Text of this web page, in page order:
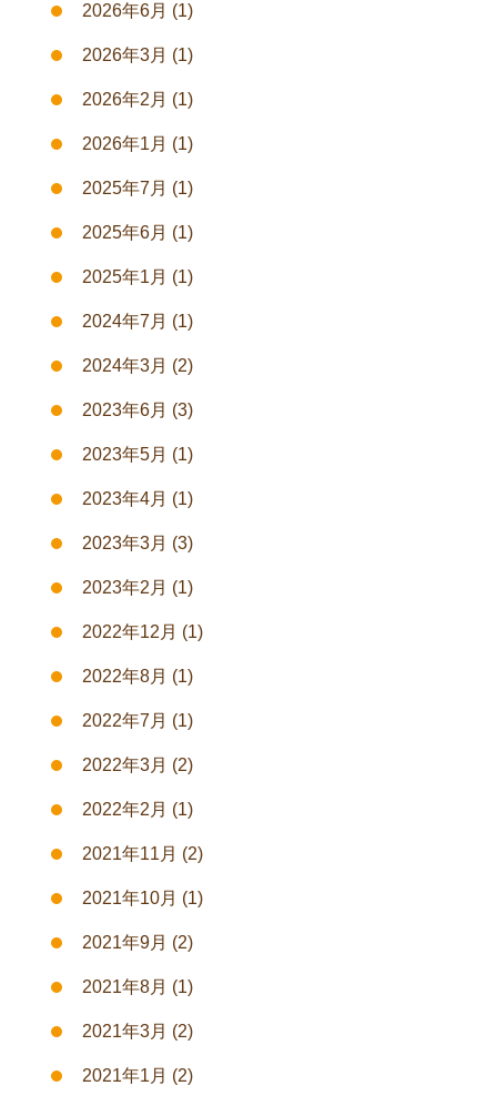
2026年6月 (1)
2026年3月 (1)
2026年2月 (1)
2026年1月 (1)
2025年7月 (1)
2025年6月 (1)
2025年1月 (1)
2024年7月 (1)
2024年3月 (2)
2023年6月 (3)
2023年5月 (1)
2023年4月 (1)
2023年3月 (3)
2023年2月 (1)
2022年12月 (1)
2022年8月 (1)
2022年7月 (1)
2022年3月 (2)
2022年2月 (1)
2021年11月 (2)
2021年10月 (1)
2021年9月 (2)
2021年8月 (1)
2021年3月 (2)
2021年1月 (2)